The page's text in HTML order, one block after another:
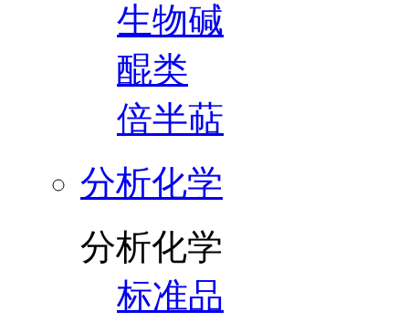
生物碱
醌类
倍半萜
分析化学
分析化学
标准品